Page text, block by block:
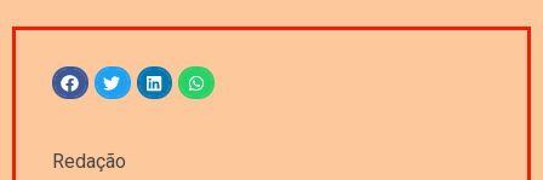
Redação